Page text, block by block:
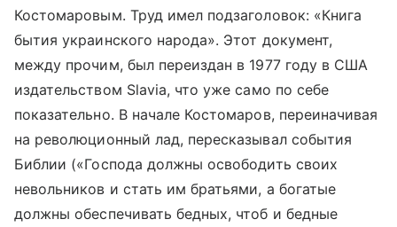
Костомаровым. Труд имел подзаголовок: «Книга
бытия украинского народа». Этот документ,
между прочим, был переиздан в 1977 году в США
издательством Slavia, что уже само по себе
показательно. В начале Костомаров, переиначивая
на революционный лад, пересказывал события
Библии («Господа должны освободить своих
невольников и стать им братьями, а богатые
должны обеспечивать бедных, чтоб и бедные